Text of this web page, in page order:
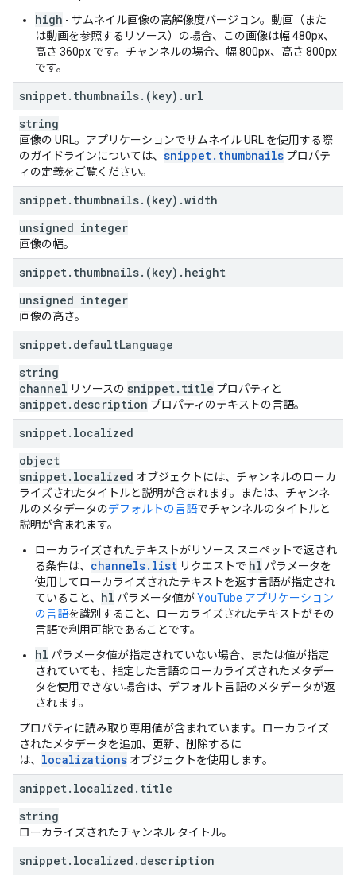
high - サムネイル画像の高解像度バージョン。動画（また
は動画を参照するリソース）の場合、この画像は幅 480px、
高さ 360px です。チャンネルの場合、幅 800px、高さ 800px
です。
snippet. thumbnails. (key) . url
string
画像の URL。アプリケーションでサムネイル URL を使用する際
のガイドラインについては、 snippet. thumbnails プロパテ
ィの定義をご覧ください。
snippet. thumbnails. (key) .width
unsigned integer
画像の幅。
snippet. thumbnails. (key) . height
unsigned integer
画像の高さ。
snippet. defaultLanguage
string
channel リソースの snippet. title プロパティと
snippet. description プロパティのテキストの言語。
snippet. localized
object
snippet. localized オブジェクトには、チャンネルのローカ
ライズされたタイトルと説明が含まれます。または、チャンネ
ルのメタデータのデフォルトの言語でチャンネルのタイトルと
説明が含まれます。
ローカライズされたテキストがリソース スニペットで返され
る条件は、 channels.list リクエストで hl パラメータを
使用してローカライズされたテキストを返す言語が指定され
ていること、 hl パラメータ値がYouTube アプリケーション
の言語を識別すること、ローカライズされたテキストがその
言語で利用可能であることです。
hl パラメータ値が指定されていない場合、または値が指定
されていても、指定した言語のローカライズされたメタデー
タを使用できない場合は、デフォルト言語のメタデータが返
されます。
プロパティに読み取り専用値が含まれています。ローカライズ
されたメタデータを追加、更新、削除するに
は、 localizations オブジェクトを使用します。
snippet. localized . title
string
ローカライズされたチャンネル タイトル。
snippet. localized . description